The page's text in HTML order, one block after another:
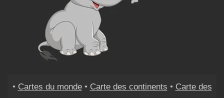
• Cartes du monde• Carte des continents • Carte des